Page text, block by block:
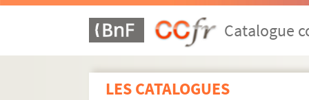
Catalogue
LES CATALOGUES